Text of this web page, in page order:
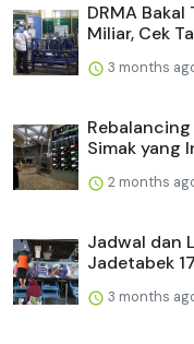
DRMA
Miliar, Cek
3 months
Simak yang
2 months
Jadwal dan
Jadetabek
3 months